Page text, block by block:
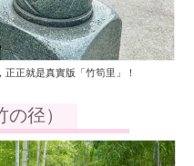
正就是真實版「竹筍里」！
径）